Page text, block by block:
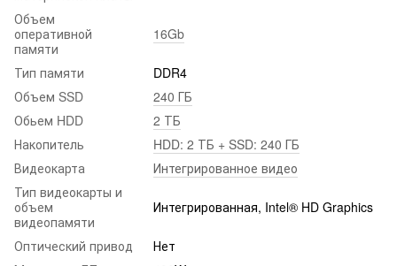
Объем
оперативной
памяти
16Gb
Тип памяти
DDR4
Объем SSD
240 ГБ
Обьем HDD
2 ТБ
Накопитель
HDD: 2 ТБ + SSD: 240 ГБ
Видеокарта
Интегрированное видео
Тип видеокарты и
объем
видеопамяти
Интегрированная, Intel® HD Graphics
Оптический привод
Нет